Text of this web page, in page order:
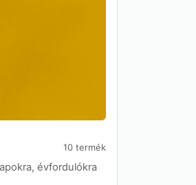
10 termék
évfordulókra